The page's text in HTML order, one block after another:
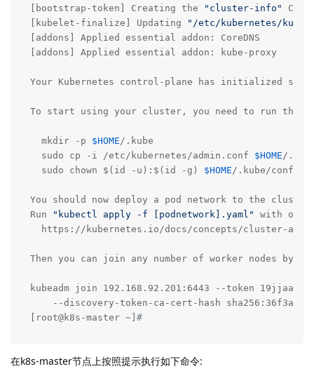
[bootstrap-token] Creating the
"cluster-info"
[kubelet-finalize] Updating
"/etc/kubernetes/
[addons] Applied essential addon: CoreDNS
[addons] Applied essential addon: kube-proxy
Your Kubernetes control-plane has initialized
To start using your cluster, you need to run the
  mkdir -p
$HOME/.kube
  sudo cp -i /etc/kubernetes/admin.conf
$HOME/
  sudo chown $(id -u):$(id -g)
$HOME/.kube/config
You should now deploy a pod network to the
Run
"kubectl apply -f [podnetwork].yaml"
with one
https://kubernetes.io/docs/concepts/cluster-
Then you can join any number of worker nodes by
kubeadm join 192.168.92.201:6443 --token
--discovery-token-ca-cert-hash
[root@k8s-master ~] #
在k8s-master节点上按照提示执行如下命令: